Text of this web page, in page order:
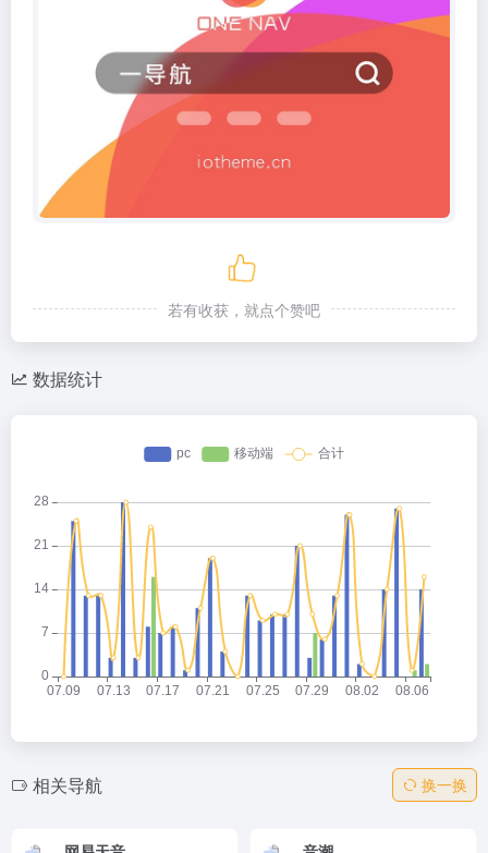
若有收获，就点个赞吧
数据统计
相关导航 换一换